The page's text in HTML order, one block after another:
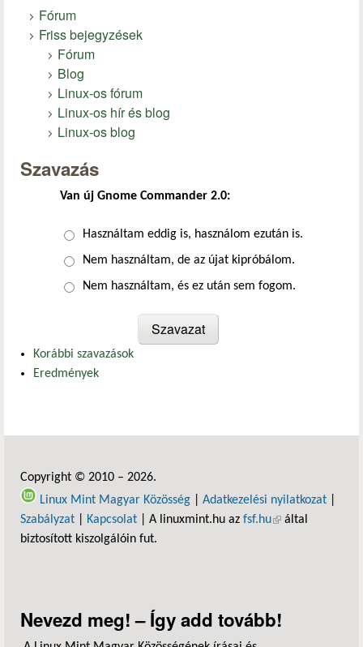
Fórum
Friss bejegyzések
Fórum
Blog
Linux-os fórum
Linux-os hír és blog
Linux-os blog
Szavazás
Van új Gnome Commander 2.0:
Választások
Használtam eddig is, használom ezután is.
Nem használtam, de az újat kipróbálom.
Nem használtam, és ez után sem fogom.
Korábbi szavazások
Eredmények
Copyright © 2010 – 2026.
Linux Mint Magyar Közösség
Adatkezelési nyilatkozat
Szabályzat
Kapcsolat | A linuxmint.hu az fsf.hu(külső hivatkozás)
által
biztosított kiszolgálóin fut.
Nevezd meg! – Így add tovább!